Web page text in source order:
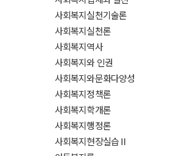
사회복지실천기술론
사회복지실천론
사회복지역사
사회복지와 인권
사회복지와문화다양성
사회복지정책론
사회복지학개론
사회복지행정론
사회복지현장실습Ⅱ